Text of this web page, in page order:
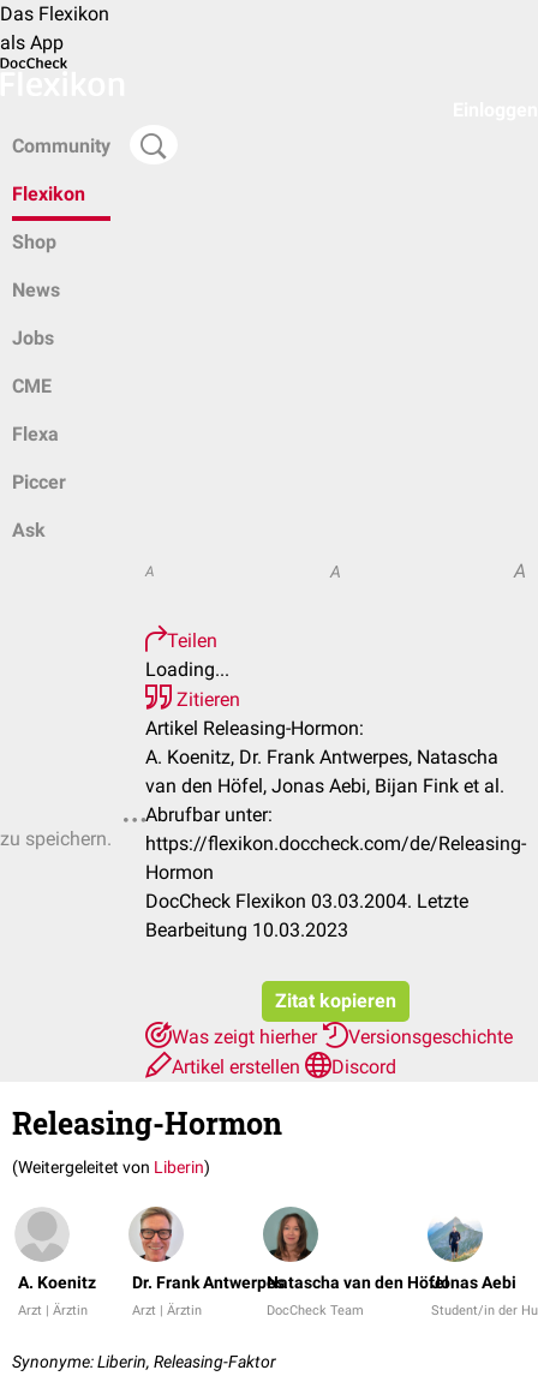
Das Flexikon
als App
Community
Flexikon
Shop
News
Jobs
CME
Flexa
Piccer
Ask
speichern.
A A A
Teilen
Loading...
Zitieren
Artikel Releasing-Hormon:
A. Koenitz, Dr. Frank Antwerpes, Natascha
van den Höfel, Jonas Aebi, Bijan Fink et al.
Abrufbar unter:
https://flexikon.doccheck.com/de/Releasing-
Hormon
DocCheck Flexikon 03.03.2004. Letzte
Bearbeitung 10.03.2023
Zitat kopieren
Was zeigt hierher
Versionsgeschichte
Artikel erstellen
Discord
Releasing-Hormon
(Weitergeleitet von Liberin)
A. Koenitz
Arzt | Ärztin
Dr. Frank Antwerpes
Arzt | Ärztin
Natascha van den Höfel
DocCheck Team
Jonas Aebi
Student/in der
Synonyme: Liberin, Releasing-Faktor